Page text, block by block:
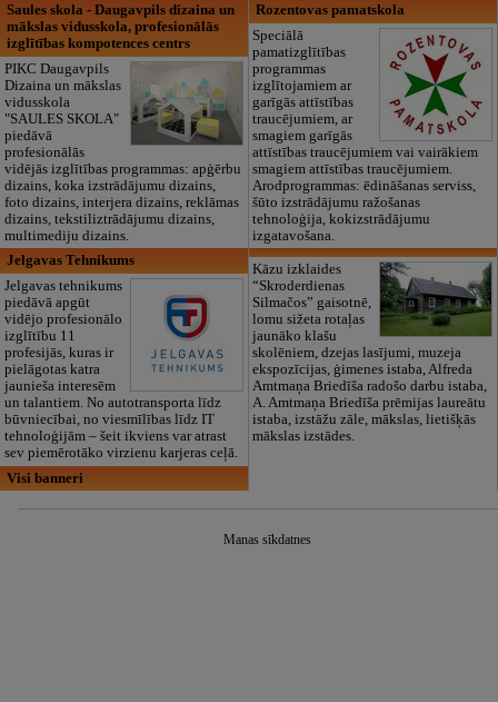
Saules skola - Daugavpils dizaina un
mākslas vidusskola, profesionālās
izglītības kompotences centrs
PIKC Daugavpils
Dizaina un mākslas
vidusskola
"SAULES SKOLA"
piedāvā
profesionālās
vidējās izglītības programmas: apģērbu
dizains, koka izstrādājumu dizains,
foto dizains, interjera dizains, reklāmas
dizains, tekstiliztrādājumu dizains,
multimediju dizains.
Rozentovas pamatskola
Speciālā
pamatizglītības
programmas
izglītojamiem ar
garīgās attīstības
traucējumiem, ar
smagiem garīgās
attīstības traucējumiem vai vairākiem
smagiem attīstības traucējumiem.
Arodprogrammas: ēdināšanas serviss,
šūto izstrādājumu ražošanas
tehnoloģija, kokizstrādājumu
izgatavošana.
Jelgavas Tehnikums
Jelgavas tehnikums
piedāvā apgūt
vidējo profesionālo
izglītību 11
profesijās, kuras ir
pielāgotas katra
jaunieša interesēm
un talantiem. No autotransporta līdz
būvniecībai, no viesmīlības līdz IT
tehnoloģijām – šeit ikviens var atrast
sev piemērotāko virzienu karjeras ceļā.
Kāzu izklaides
“Skroderdienas
Silmačos” gaisotnē,
lomu sižeta rotaļas
jaunāko klašu
skolēniem, dzejas lasījumi, muzeja
ekspozīcijas, ģimenes istaba, Alfreda
Amtmaņa Briedīša radošo darbu istaba,
A. Amtmaņa Briedīša prēmijas laureātu
istaba, izstāžu zāle, mākslas, lietišķās
mākslas izstādes.
Visi banneri
Manas sīkdatnes